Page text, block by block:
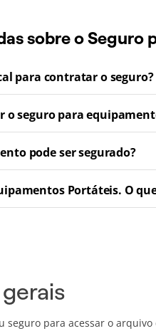
sobre o
para contratar o seguro?
o seguro para
pode ser segurado?
Portáteis. O
seguro para acessar o